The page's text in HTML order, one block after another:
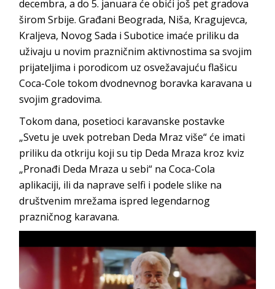
decembra, a do 5. januara će obići još pet gradova
širom Srbije. Građani Beograda, Niša, Kragujevca,
Kraljeva, Novog Sada i Subotice imaće priliku da
uživaju u novim prazničnim aktivnostima sa svojim
prijateljima i porodicom uz osvežavajuću flašicu
Coca-Cole tokom dvodnevnog boravka karavana u
svojim gradovima.
Tokom dana, posetioci karavanske postavke
„Svetu je uvek potreban Deda Mraz više“ će imati
priliku da otkriju koji su tip Deda Mraza kroz kviz
„Pronađi Deda Mraza u sebi“ na Coca-Cola
aplikaciji, ili da naprave selfi i podele slike na
društvenim mrežama ispred legendarnog
prazničnog karavana.